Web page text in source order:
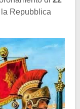
Repubblica